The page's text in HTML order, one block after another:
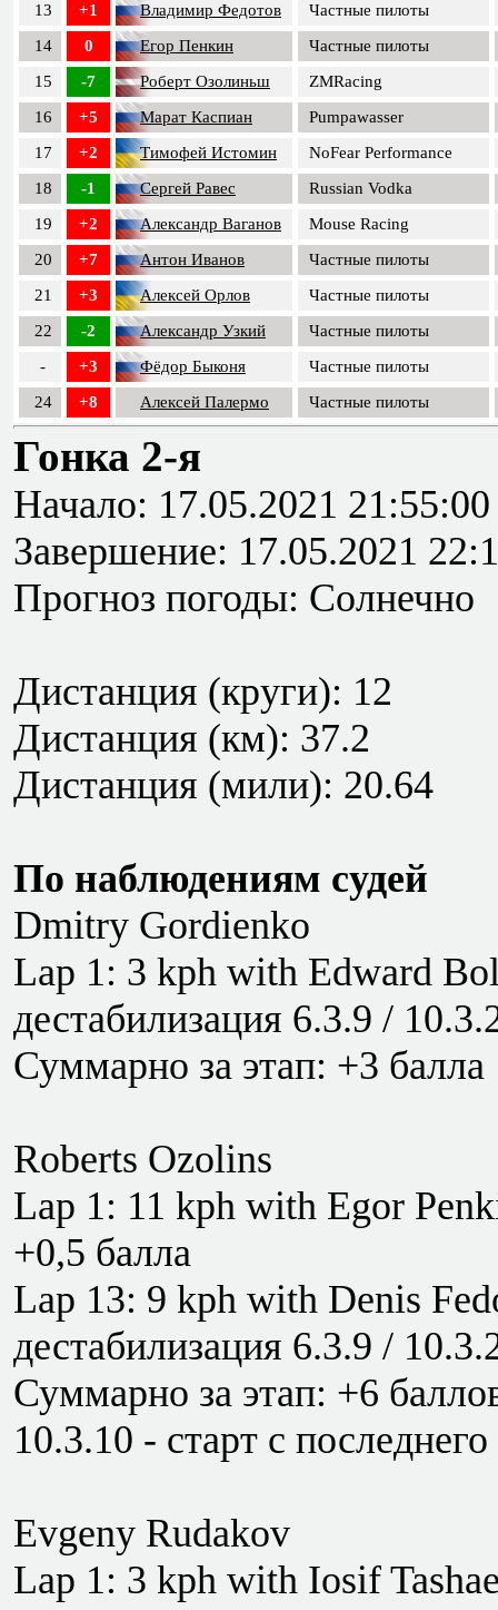
13
+1 Владимир Федотов
Частные пилоты
14
0 Егор Пенкин
Частные пилоты
15
-7 Роберт Озолиньш
ZMRacing
16
+5 Марат Каспиан
Pumpawasser
17
+2 Тимофей Истомин
NoFear Performance
18
-1 Сергей Равес
Russian Vodka
19
+2 Александр Ваганов
Mouse Racing
20
+7 Антон Иванов
Частные пилоты
21
+3 Алексей Орлов
Частные пилоты
22
-2 Александр Узкий
Частные пилоты
-
+3 Фёдор Быконя
Частные пилоты
24
+8 Алексей Палермо Частные пилоты
Гонка 2-я
Начало: 17.05.2021 21:55:00
Завершение: 17.05.2021
Прогноз погоды: Солнечно
Дистанция (круги): 12
Дистанция (км): 37.2
Дистанция (мили): 20.64
По наблюдениям судей
Dmitry Gordienko
Lap 1: 3 kph with Edward
дестабилизация 6.3.9 /
Суммарно за этап: +3 балла
Roberts Ozolins
Lap 1: 11 kph with Egor
+0,5 балла
Lap 13: 9 kph with Denis
дестабилизация 6.3.9 /
Суммарно за этап: +6
10.3.10 - старт с
Evgeny Rudakov
Lap 1: 3 kph with Iosif